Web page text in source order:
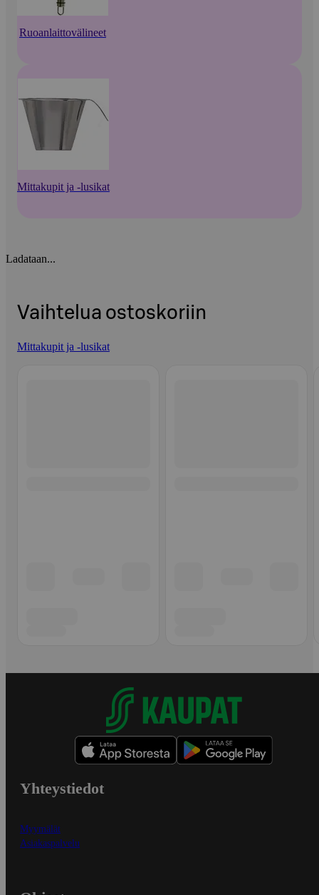
Ruoanlaittovälineet
Mittakupit ja -lusikat
Ladataan...
Vaihtelua ostoskoriin
Mittakupit ja -lusikat
Yhteystiedot
Myymälät
Asiakaspalvelu